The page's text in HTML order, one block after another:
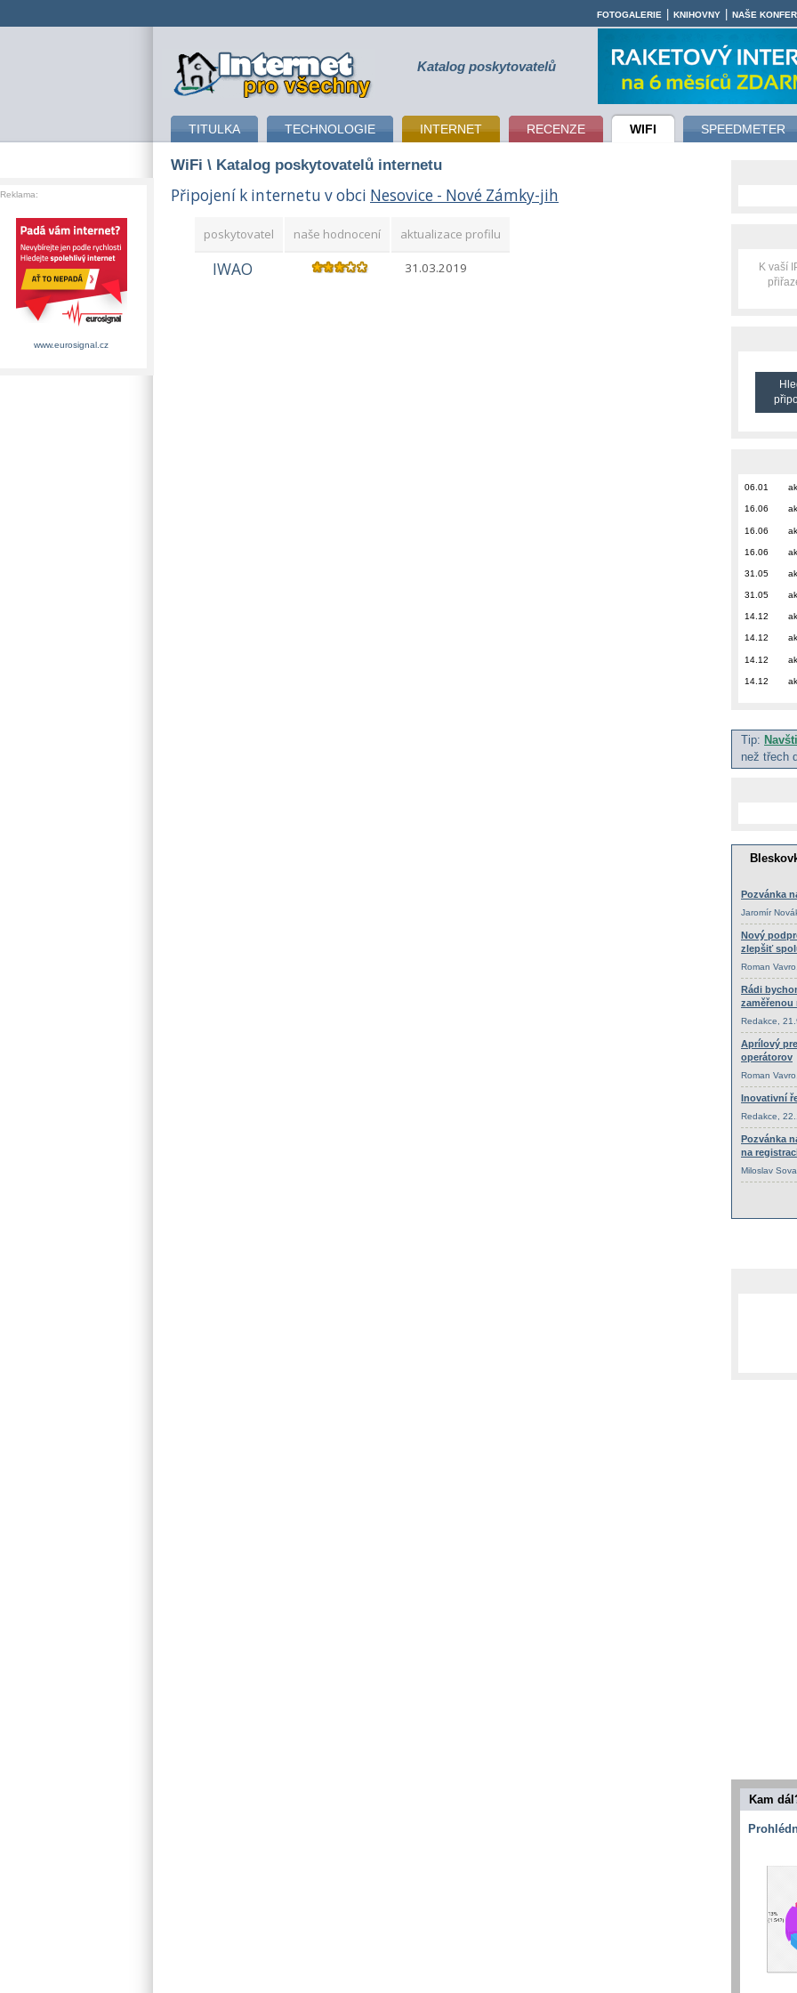
připojení k internetu Katalog poskytovatelů
TITULKA TECHNOLOGIE INTERNET RECENZE WIFI SPEEDMETER
FOTOGALERIE KNIHOVNY NAŠE
WiFi \ Katalog poskytovatelů internetu
Připojení k internetu v obci Nesovice - Nové Zámky-jih
poskytovatel naše hodnocení aktualizace profilu
IWAO 31.03.2019
K vaší
06.01
16.06
16.06
16.06
31.05
31.05
14.12
14.12
14.12
14.12
Tip:
než třech
Kam
Reklama:
www.eurosignal.cz